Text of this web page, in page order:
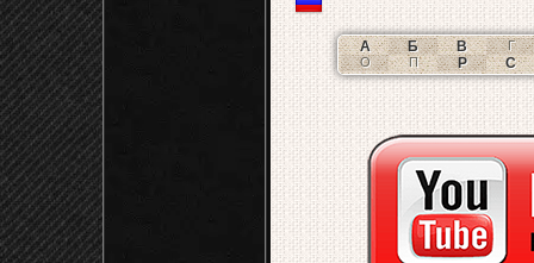
А Б В
Г
О
П Р С